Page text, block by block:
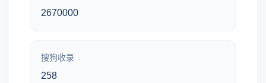
2670000
搜狗收录
258